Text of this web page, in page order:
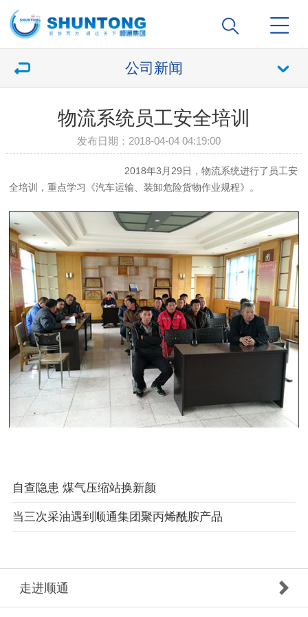
公司新闻
物流系统员工安全培训
发布日期：2018-04-04 04:19:00
2018年3月29日，物流系统进行了员工安
全培训，重点学习《汽车运输、装卸危险货物作业规程》。
自查隐患 煤气压缩站换新颜
当三次采油遇到顺通集团聚丙烯酰胺产品
走进顺通